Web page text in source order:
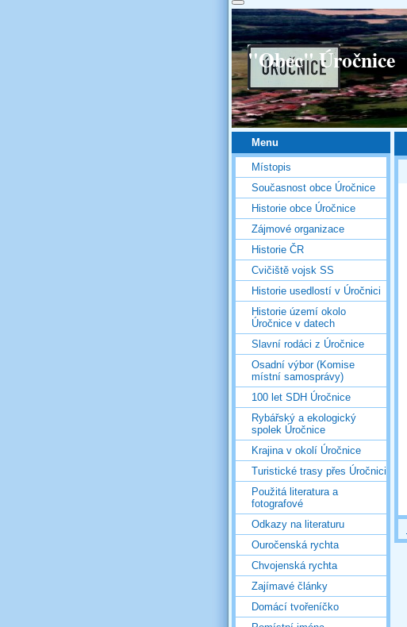
"Obec" Úročnice
Menu
Místopis
Současnost obce Úročnice
Historie obce Úročnice
Zájmové organizace
Historie ČR
Cvičiště vojsk SS
Historie usedlostí v Úročnici
Historie území okolo
Úročnice v datech
Slavní rodáci z Úročnice
Osadní výbor (Komise
místní samosprávy)
100 let SDH Úročnice
Rybářský a ekologický
spolek Úročnice
Krajina v okolí Úročnice
Turistické trasy přes Úročnici
Použitá literatura a
fotografové
Odkazy na literaturu
Ouročenská rychta
Chvojenská rychta
Zajímavé články
Domácí tvořeníčko